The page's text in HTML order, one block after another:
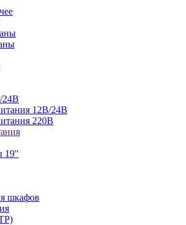
24В
12В/24В
220В
19"
шкафов